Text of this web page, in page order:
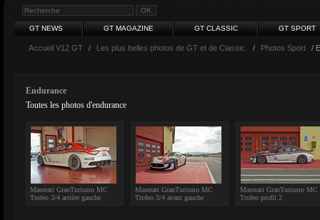
GT NEWS GT MAGAZINE GT CLASSIC GT SPORT
Accueil V12 GT / Les plus belles photos de GT et de Classic. / Photos Sport /
Endurance
Toutes les photos d'endurance
Maserati GranTurismo MC
Trofeo 3/4 arrière gauche
Maserati GranTurismo MC
Trofeo 3/4 avant gauche
Maserati GranTurismo MC
Trofeo profil 2